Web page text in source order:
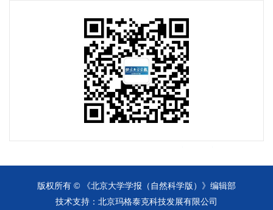
版权所有 © 《北京大学学报（自然科学版）》编辑部
技术支持： 北京玛格泰克科技发展有限公司